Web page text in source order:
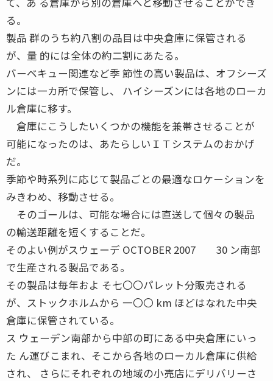
る。
製品 群のうち約八割の品目は中央倉庫に保管される
が、量 的には全体の約二割にあたる。
バーベキュー関連など季 節性の高い製品は、オフシーズ
ンには一カ所で保管し、 ハイシーズンには各地のローカ
ル倉庫に移す。
倉庫にこうしたいくつかの機能を兼帯させることが
可能になったのは、あたらしいＩＴシステムのおかげ
だ。
季節や時系列に応じて製品ごとの最適なロケーションを
みきわめ、移動させる。
そのゴールは、可能な場合には直送して個々の製品
の輸送距離を短くすることだ。
そのよい例がスウェーデ OCTOBER 2007 30 ン南部
で生産される製品である。
その製品は毎年およ そ七〇〇パレット分販売される
が、ストックホルムから 一〇〇 km ほどはなれた中央
倉庫に保管されている。
ス ウェーデン南部から中部の町にある中央倉庫にいっ
た ん運びこまれ、そこから各地のローカル倉庫に供給
され、 さらにそれぞれの地域の小売店にデリバリーさ